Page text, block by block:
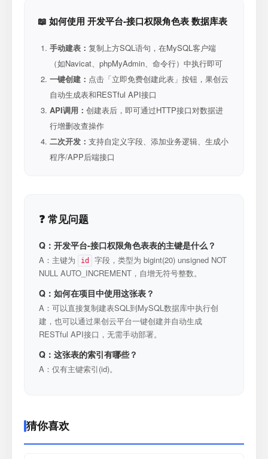
📖 如何使用 开发平台-接口权限角色表 数据库表
手动建表： 复制上方SQL语句，在MySQL客户端
（如Navicat、phpMyAdmin、命令行）中执行即可
一键创建： 点击「立即免费创建此表」按钮，果创云
自动生成表和RESTful API接口
API调用： 创建表后，即可通过HTTP接口对数据进
行增删改查操作
二次开发： 支持自定义字段、添加业务逻辑、生成小
程序/APP后端接口
❓ 常见问题
Q：开发平台-接口权限角色表表的主键是什么？
A：主键为 id
字段，类型为 bigint(20) unsigned NOT
NULL AUTO_INCREMENT，自增无符号整数。
Q：如何在项目中使用这张表？
A：可以直接复制建表SQL到MySQL数据库中执行创
建，也可以通过果创云平台一键创建并自动生成
RESTful API接口，无需手动部署。
Q：这张表的索引有哪些？
A：仅有主键索引(id)。
猜你喜欢